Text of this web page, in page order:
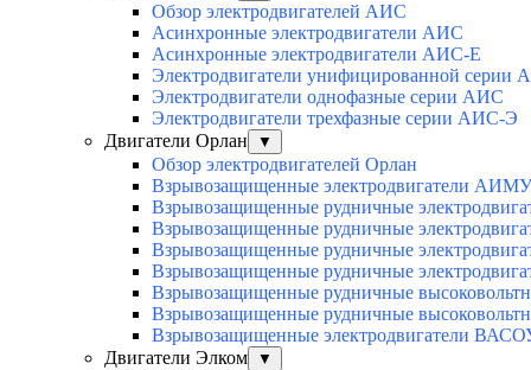
Обзор электродвигателей АИС
Асинхронные электродвигатели АИС
Асинхронные электродвигатели АИС-Е
Электродвигатели унифицированной серии
Электродвигатели однофазные серии АИС
Электродвигатели трехфазные серии АИС-Э
Двигатели Орлан
▼
Обзор электродвигателей Орлан
Взрывозащищенные электродвигатели
Взрывозащищенные рудничные
Взрывозащищенные рудничные
Взрывозащищенные рудничные
Взрывозащищенные рудничные
Взрывозащищенные рудничные
Взрывозащищенные рудничные
Взрывозащищенные электродвигатели
Двигатели Элком
▼